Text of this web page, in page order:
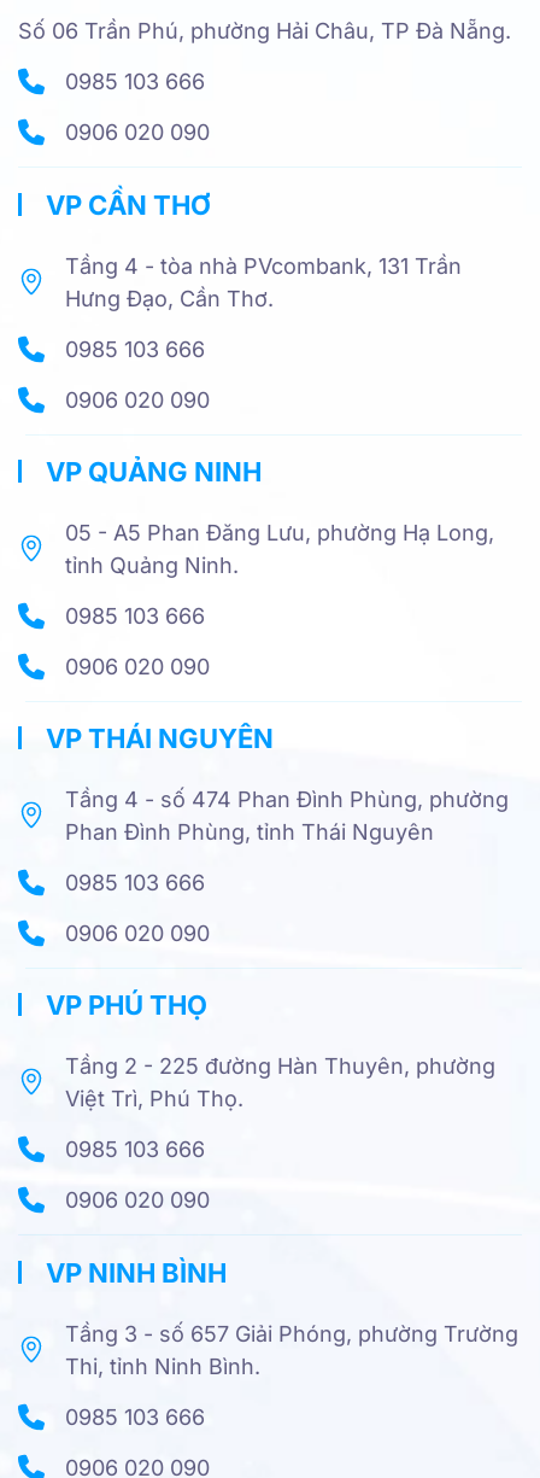
Số 06 Trần Phú, phường Hải Châu, TP Đà Nẵng.
0985 103 666
0906 020 090
VP CẦN THƠ
Tầng 4 - tòa nhà PVcombank, 131 Trần
Hưng Đạo, Cần Thơ.
0985 103 666
0906 020 090
VP QUẢNG NINH
05 - A5 Phan Đăng Lưu, phường Hạ Long,
tỉnh Quảng Ninh.
0985 103 666
0906 020 090
VP THÁI NGUYÊN
Tầng 4 - số 474 Phan Đình Phùng, phường
Phan Đình Phùng, tỉnh Thái Nguyên
0985 103 666
0906 020 090
VP PHÚ THỌ
Tầng 2 - 225 đường Hàn Thuyên, phường
Việt Trì, Phú Thọ.
0985 103 666
0906 020 090
VP NINH BÌNH
Tầng 3 - số 657 Giải Phóng, phường Trường
Thi, tỉnh Ninh Bình.
0985 103 666
0906 020 090